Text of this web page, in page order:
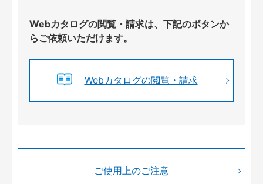
Webカタログの閲覧・請求は、下記のボタンか
らご依頼いただけます。
Webカタログの閲覧・請求
ご使用上のご注意